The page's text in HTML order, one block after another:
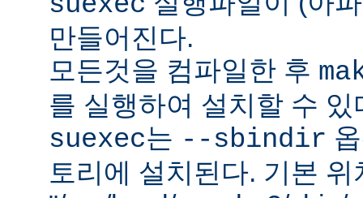
만들어진다.
모든것을 컴파일한 후
를 실행하여 설치할 수
suexec는 --sbindir
토리에 설치된다. 기본 위